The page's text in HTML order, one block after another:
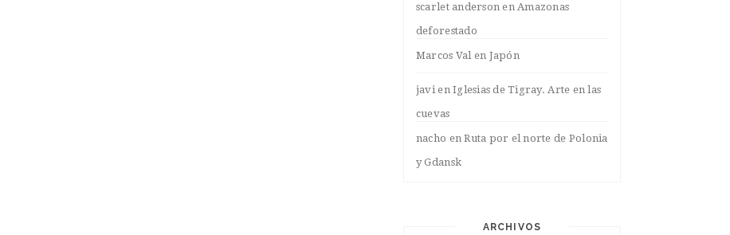
scarlet anderson enAmazonas
deforestado
Marcos Valen Japón
javienIglesias de Tigray. Arte en las
cuevas
nacho enRuta por el norte de Polonia
y Gdansk
ARCHIVOS